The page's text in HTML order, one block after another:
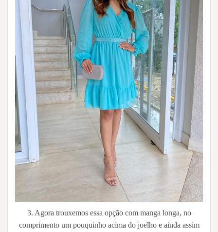
3. Agora trouxemos essa opção com manga longa, no
comprimento um pouquinho acima do joelho e ainda assim